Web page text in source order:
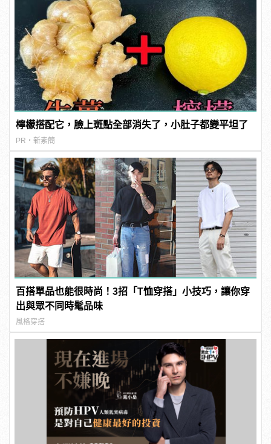
檸檬搭配它，臉上斑點全部消失了，小肚子都變平坦了
PR・新素簡
百搭單品也能很時尚！3招「T恤穿搭」小技巧，讓你穿
出與眾不同時髦品味
風格穿搭